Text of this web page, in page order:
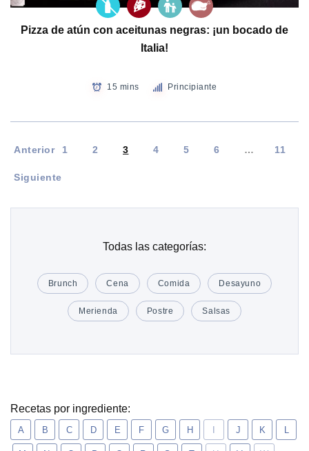
Pizza de atún con aceitunas negras: ¡un bocado de
Italia!
15 mins Principiante
Anterior 1 2 3 4 5 6 … 11
Siguiente
Todas las categorías:
Brunch Cena Comida Desayuno
Merienda Postre Salsas
Recetas por ingrediente:
A B C D E F G H I J K L